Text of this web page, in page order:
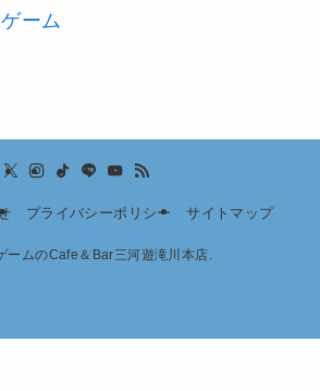
ーム
プライバシーポリシー サイトマップ
ームのCafe＆Bar三河遊滝川本店.